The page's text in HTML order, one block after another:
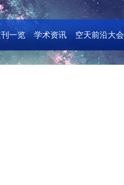
一览 学术资讯 空天前沿大会